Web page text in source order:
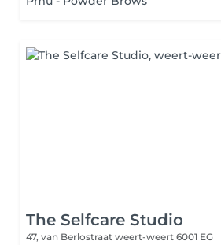
The Selfcare Studio
47, van Berlostraat weert-weert 6001 EG